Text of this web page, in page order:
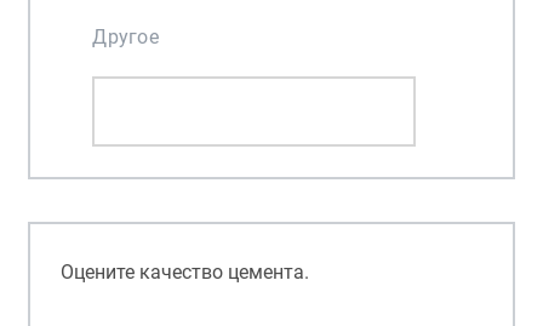
Другое
Оцените качество цемента.